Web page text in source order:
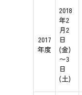
2017
年度
2018
年2
月2
日
(金)
〜3
日
(土)